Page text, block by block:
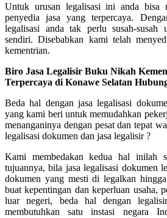
Untuk urusan legalisasi ini anda bisa
penyedia jasa yang terpercaya.
legalisasi anda tak perlu susah-susah
sendiri. Disebabkan kami telah
kementrian.
Biro Jasa Legalisir Buku Nikah
Terpercaya di Konawe Selatan
Beda hal dengan jasa legalisasi
yang kami beri untuk memudahkan
menanganinya dengan pesat dan tepat
legalisasi dokumen dan jasa legalisir ?
Kami membedakan kedua hal inilah
tujuannya, bila jasa legalisasi dokumen
dokumen yang mesti di legalkan
buat kepentingan dan keperluan usaha,
luar negeri, beda hal dengan
membutuhkan satu instasi negara